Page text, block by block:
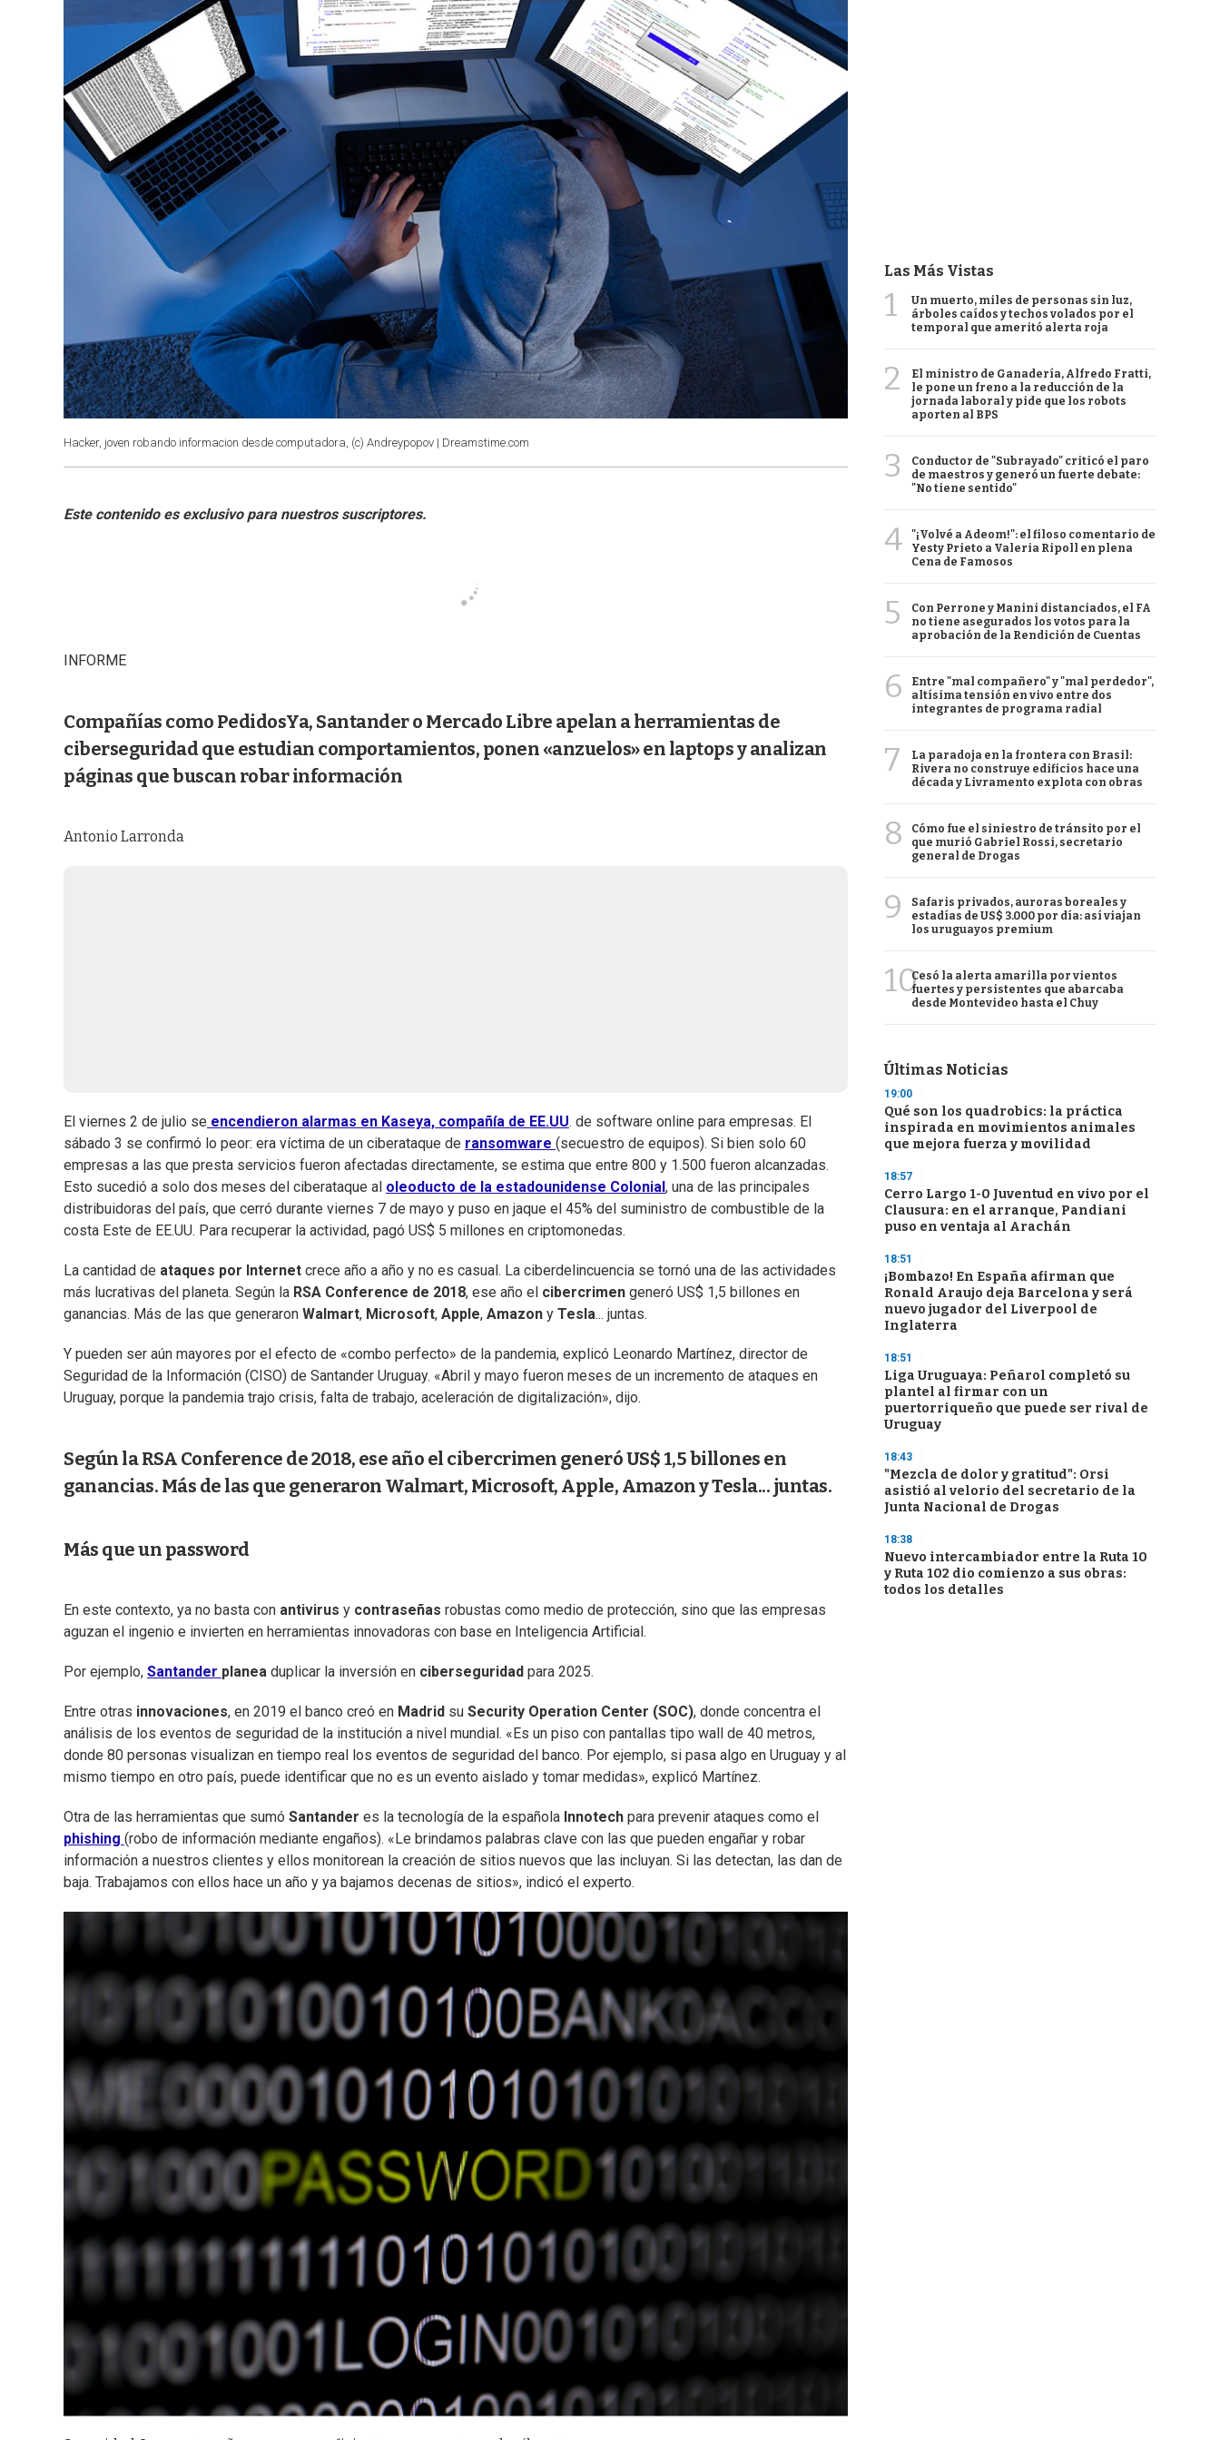
Hacker, joven robando informacion desde computadora, (c) Andreypopov | Dreamstime.com
INFORME
Compañías como PedidosYa, Santander o Mercado Libre apelan a herramientas de
ciberseguridad que estudian comportamientos, ponen «anzuelos» en laptops y analizan
páginas que buscan robar información
Antonio Larronda
El viernes 2 de julio se encendieron alarmas en Kaseya, compañía de EE.UU. de software online para empresas. El
sábado 3 se confirmó lo peor: era víctima de un ciberataque de ransomware (secuestro de equipos). Si bien solo 60
empresas a las que presta servicios fueron afectadas directamente, se estima que entre 800 y 1.500 fueron alcanzadas.
Esto sucedió a solo dos meses del ciberataque al oleoducto de la estadounidense Colonial , una de las principales
distribuidoras del país, que cerró durante viernes 7 de mayo y puso en jaque el 45% del suministro de combustible de la
costa Este de EE.UU. Para recuperar la actividad, pagó US$ 5 millones en criptomonedas.
La cantidad de ataques por Internet crece año a año y no es casual. La ciberdelincuencia se tornó una de las actividades
más lucrativas del planeta. Según la RSA Conference de 2018, ese año el cibercrimen generó US$ 1,5 billones en
ganancias. Más de las que generaron Walmart, Microsoft, Apple, Amazon y Tesla... juntas.
Y pueden ser aún mayores por el efecto de «combo perfecto» de la pandemia, explicó Leonardo Martínez, director de
Seguridad de la Información (CISO) de Santander Uruguay. «Abril y mayo fueron meses de un incremento de ataques en
Uruguay, porque la pandemia trajo crisis, falta de trabajo, aceleración de digitalización», dijo.
Según la RSA Conference de 2018, ese año el cibercrimen generó US$ 1,5 billones en
ganancias. Más de las que generaron Walmart, Microsoft, Apple, Amazon y Tesla... juntas.
Más que un password
En este contexto, ya no basta con antivirus y contraseñas robustas como medio de protección, sino que las empresas
aguzan el ingenio e invierten en herramientas innovadoras con base en Inteligencia Artificial.
Por ejemplo, Santander planea duplicar la inversión en ciberseguridad para 2025.
Entre otras innovaciones, en 2019 el banco creó en Madrid su Security Operation Center (SOC), donde concentra el
análisis de los eventos de seguridad de la institución a nivel mundial. «Es un piso con pantallas tipo wall de 40 metros,
donde 80 personas visualizan en tiempo real los eventos de seguridad del banco. Por ejemplo, si pasa algo en Uruguay y al
mismo tiempo en otro país, puede identificar que no es un evento aislado y tomar medidas», explicó Martínez.
Otra de las herramientas que sumó Santander es la tecnología de la española Innotech para prevenir ataques como el
phishing (robo de información mediante engaños). «Le brindamos palabras clave con las que pueden engañar y robar
información a nuestros clientes y ellos monitorean la creación de sitios nuevos que las incluyan. Si las detectan, las dan de
baja. Trabajamos con ellos hace un año y ya bajamos decenas de sitios», indicó el experto.
Las Más Vistas
1
Un muerto, miles de personas sin luz,
árboles caídos y techos volados por el
temporal que ameritó alerta roja
2
El ministro de Ganadería, Alfredo Fratti,
le pone un freno a la reducción de la
jornada laboral y pide que los robots
aporten al BPS
3
Conductor de "Subrayado" criticó el paro
de maestros y generó un fuerte debate:
"No tiene sentido"
4
"¡Volvé a Adeom!": el filoso comentario de
Yesty Prieto a Valeria Ripoll en plena
Cena de Famosos
5
Con Perrone y Manini distanciados, el FA
no tiene asegurados los votos para la
aprobación de la Rendición de Cuentas
6
Entre "mal compañero" y "mal perdedor",
altísima tensión en vivo entre dos
integrantes de programa radial
7
La paradoja en la frontera con Brasil:
Rivera no construye edificios hace una
década y Livramento explota con obras
8
Cómo fue el siniestro de tránsito por el
que murió Gabriel Rossi, secretario
general de Drogas
9
Safaris privados, auroras boreales y
estadías de US$ 3.000 por día: así viajan
los uruguayos premium
10Cesó la alerta amarilla por vientos
fuertes y persistentes que abarcaba
desde Montevideo hasta el Chuy
Últimas Noticias
19:00
Qué son los quadrobics: la práctica
inspirada en movimientos animales
que mejora fuerza y movilidad
18:57
Cerro Largo 1-0 Juventud en vivo por el
Clausura: en el arranque, Pandiani
puso en ventaja al Arachán
18:51
¡Bombazo! En España afirman que
Ronald Araujo deja Barcelona y será
nuevo jugador del Liverpool de
Inglaterra
18:51
Liga Uruguaya: Peñarol completó su
plantel al firmar con un
puertorriqueño que puede ser rival de
Uruguay
18:43
"Mezcla de dolor y gratitud": Orsi
asistió al velorio del secretario de la
Junta Nacional de Drogas
18:38
Nuevo intercambiador entre la Ruta 10
y Ruta 102 dio comienzo a sus obras:
todos los detalles